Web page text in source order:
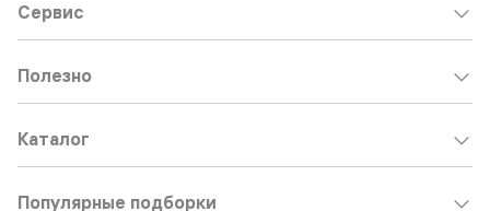
Сервис
Полезно
Каталог
Популярные подборки